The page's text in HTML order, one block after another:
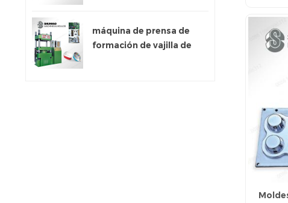
máquina de prensa de
formación de vajilla de